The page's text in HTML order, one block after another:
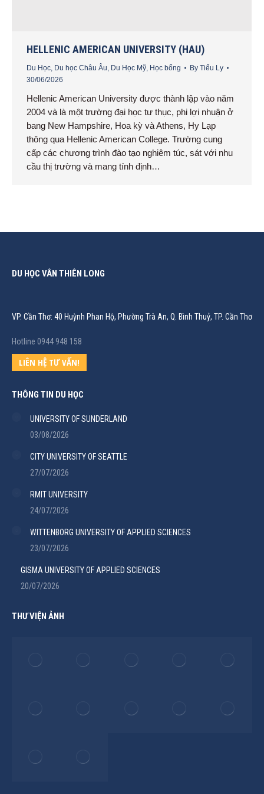
HELLENIC AMERICAN UNIVERSITY (HAU)
Du Học Du học Châu Âu Du Học Mỹ Học bổng By Tiểu Ly
30/06/2026
Hellenic American University được thành lập vào năm
2004 và là một trường đại học tư thục, phi lợi nhuận ở
bang New Hampshire, Hoa kỳ và Athens, Hy Lạp
thông qua Hellenic American College. Trường cung
cấp các chương trình đào tạo nghiêm túc, sát với nhu
cầu thị trường và mang tính định…
DU HỌC VÂN THIÊN LONG
VP. Cần Thơ: 40 Huỳnh Phan Hộ, Phường Trà An, Q. Bình Thuỷ, TP. Cần Thơ
Hotline 0944 948 158
LIÊN HỆ TƯ VẤN!
THÔNG TIN DU HỌC
UNIVERSITY OF SUNDERLAND
03/08/2026
CITY UNIVERSITY OF SEATTLE
27/07/2026
RMIT UNIVERSITY
24/07/2026
WITTENBORG UNIVERSITY OF APPLIED SCIENCES
23/07/2026
GISMA UNIVERSITY OF APPLIED SCIENCES
20/07/2026
THƯ VIỆN ẢNH